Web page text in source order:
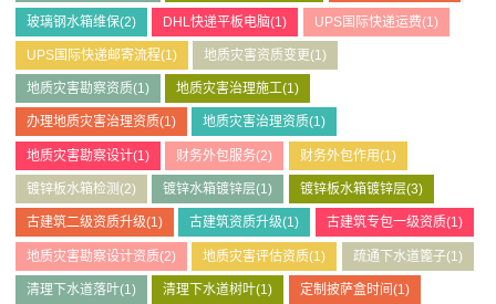
玻璃钢水箱维保(2) DHL快递平板电脑(1) UPS国际快递运费(1)
UPS国际快递邮寄流程(1) 地质灾害资质变更(1)
地质灾害勘察资质(1) 地质灾害治理施工(1)
办理地质灾害治理资质(1) 地质灾害治理资质(1)
地质灾害勘察设计(1) 财务外包服务(2) 财务外包作用(1)
镀锌板水箱检测 (2) 镀锌水箱镀锌层(1) 镀锌板水箱镀锌层(3)
古建筑二级资质升级(1) 古建筑资质升级(1) 古建筑专包一级资质(1)
地质灾害勘察设计资质(2) 地质灾害评估资质(1) 疏通下水道篦子(1)
清理下水道落叶(1) 清理下水道树叶(1) 定制披萨盒时间(1)